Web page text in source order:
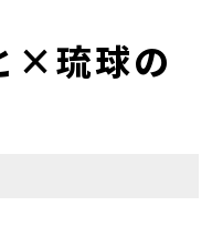
×琉球の